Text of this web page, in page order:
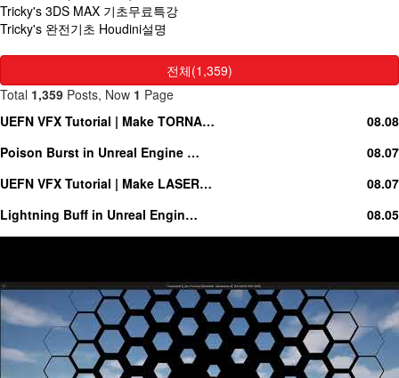
Tricky's 3DS MAX 기초무료특강
Tricky's 완전기초 Houdini설명
전체(1,359)
Total 1,359 Posts, Now 1 Page
08.08
UEFN VFX Tutorial | Make TORNA…
08.07
Poison Burst in Unreal Engine …
08.07
UEFN VFX Tutorial | Make LASER…
08.05
Lightning Buff in Unreal Engin…